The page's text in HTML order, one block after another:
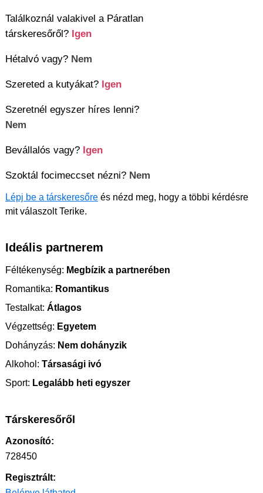
Találkoznál valakivel a Páratlan
társkeresőről? Igen
Hétalvó vagy? Nem
Szereted a kutyákat? Igen
Szeretnél egyszer híres lenni?
Nem
Bevállalós vagy? Igen
Szoktál focimeccset nézni? Nem
Lépj be a társkeresőre és nézd meg, hogy a többi kérdésre
mit válaszolt Terike.
Ideális partnerem
Féltékenység: Megbízik a partnerében
Romantika: Romantikus
Testalkat: Átlagos
Végzettség: Egyetem
Dohányzás: Nem dohányzik
Alkohol: Társasági ivó
Sport: Legalább heti egyszer
Társkeresőről
Azonosító:
728450
Regisztrált: